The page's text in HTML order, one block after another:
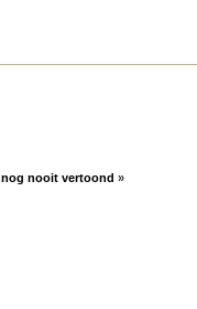
nog nooit vertoond »